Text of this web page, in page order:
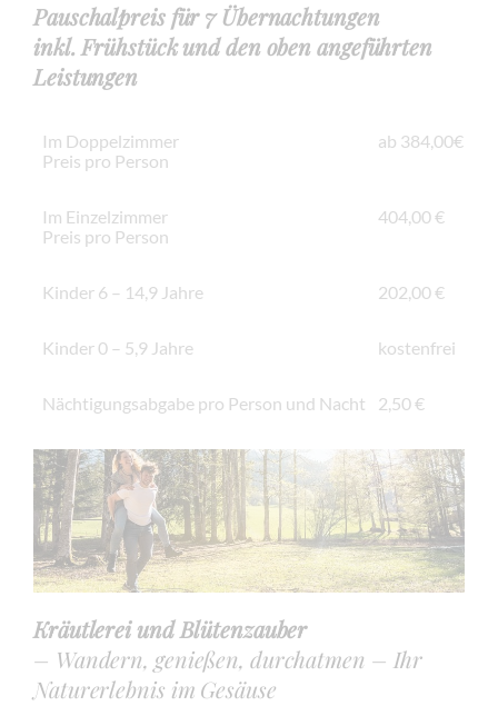
Pauschalpreis für 7 Übernachtungen
inkl. Frühstück und den oben angeführten
Leistungen
Im Doppelzimmer
Preis pro Person
ab 384,00€
Im Einzelzimmer
Preis pro Person
404,00 €
Kinder 6 – 14,9 Jahre 202,00 €
Kinder 0 – 5,9 Jahre kostenfrei
Nächtigungsabgabe pro Person und Nacht 2,50 €
Kräutlerei und Blütenzauber
– Wandern, genießen, durchatmen – Ihr
Naturerlebnis im Gesäuse